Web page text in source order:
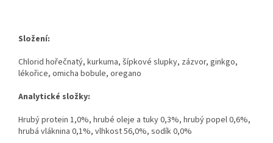
Složení:
Chlorid hořečnatý, kurkuma, šípkové slupky, zázvor, ginkgo,
lékořice, omicha bobule, oregano
Analytické složky:
Hrubý protein 1,0%, hrubé oleje a tuky 0,3%, hrubý popel 0,6%,
hrubá vláknina 0,1%, vlhkost 56,0%, sodík 0,0%